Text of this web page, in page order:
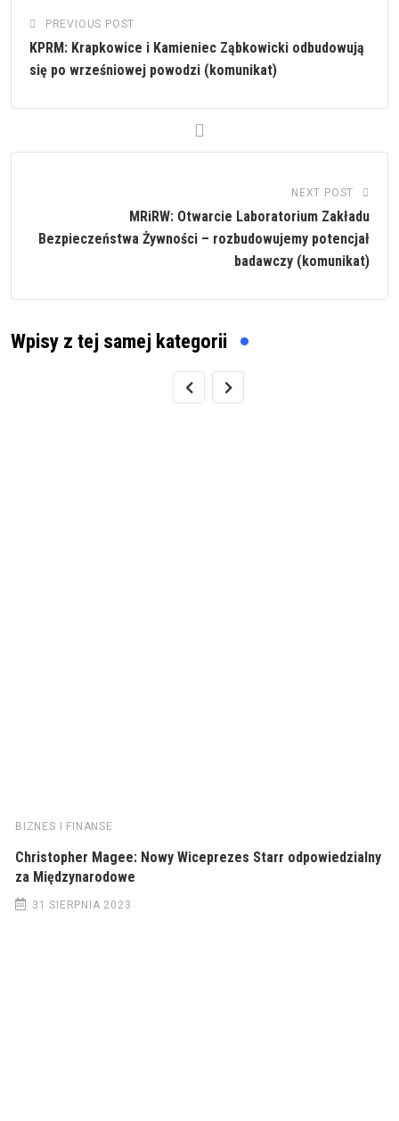
PREVIOUS POST
KPRM: Krapkowice i Kamieniec Ząbkowicki odbudowują
się po wrześniowej powodzi (komunikat)
NEXT POST
MRiRW: Otwarcie Laboratorium Zakładu
Bezpieczeństwa Żywności – rozbudowujemy potencjał
badawczy (komunikat)
Wpisy z tej samej kategorii
BIZNES I FINANSE
Christopher Magee: Nowy Wiceprezes Starr odpowiedzialny
za Międzynarodowe
31 SIERPNIA 2023